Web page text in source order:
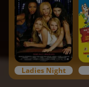
Ladies Night